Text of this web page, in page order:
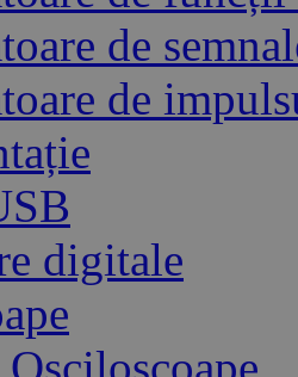
de
de
digitale